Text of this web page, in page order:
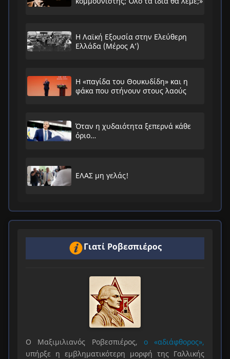
Η Λαϊκή Εξουσία στην Ελεύθερη
Ελλάδα (Μέρος Α’)
Η «παγίδα του Θουκυδίδη» και η
φάκα που στήνουν στους λαούς
Όταν η χυδαιότητα ξεπερνά κάθε
όριο…
ΕΛΑΣ μη γελάς!
Γιατί Ροβεσπιέρος
Ο Μαξιμιλιανός Ροβεσπιέρος, ο «αδιάφθορος»,
υπήρξε η εμβληματικότερη μορφή της Γαλλικής